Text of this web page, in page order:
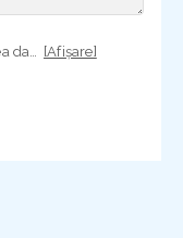
[Afișare]